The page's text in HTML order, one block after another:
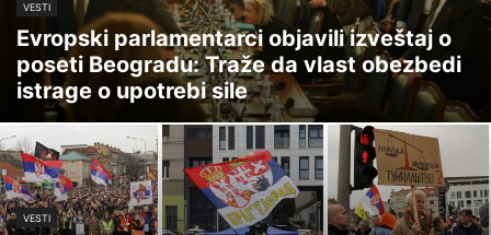
VESTI
Evropski parlamentarci objavili izveštaj o
poseti Beogradu: Traže da vlast obezbedi
istrage o upotrebi sile
VESTI